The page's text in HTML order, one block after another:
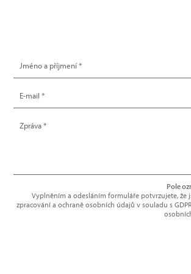
Pole
Vyplněním a odesláním formuláře potvrzujete, že
zpracování a ochraně osobních údajů v souladu s